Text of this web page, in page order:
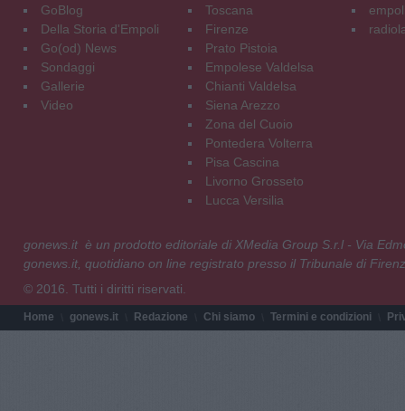
GoBlog
Della Storia d'Empoli
Go(od) News
Sondaggi
Gallerie
Video
Toscana
Firenze
Prato Pistoia
Empolese Valdelsa
Chianti Valdelsa
Siena Arezzo
Zona del Cuoio
Pontedera Volterra
Pisa Cascina
Livorno Grosseto
Lucca Versilia
gonews.it è un prodotto editoriale di XMedia Group S.r.l - Via
gonews.it, quotidiano on line registrato presso il Tribunale di
© 2016. Tutti i diritti riservati.
Home gonews.it Redazione Chi siamo Termini e condizioni